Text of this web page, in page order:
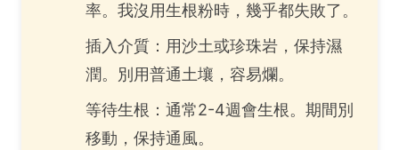
率。我沒用生根粉時，幾乎都失敗了。
插入介質：用沙土或珍珠岩，保持濕
潤。別用普通土壤，容易爛。
等待生根：通常2-4週會生根。期間別
移動，保持通風。